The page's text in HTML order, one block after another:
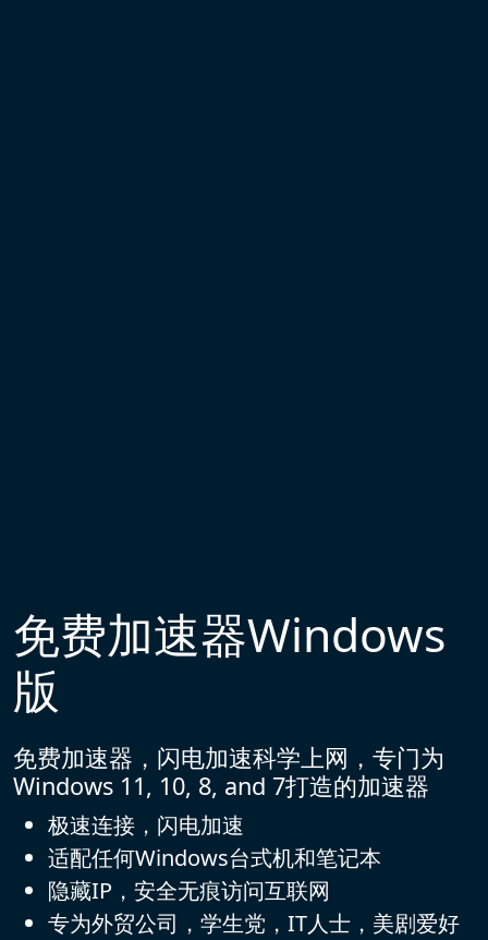
免费加速器Windows
版
免费加速器，闪电加速科学上网，专门为
Windows 11, 10, 8, and 7打造的加速器
极速连接，闪电加速
适配任何Windows台式机和笔记本
隐藏IP，安全无痕访问互联网
专为外贸公司，学生党，IT人士，美剧爱好